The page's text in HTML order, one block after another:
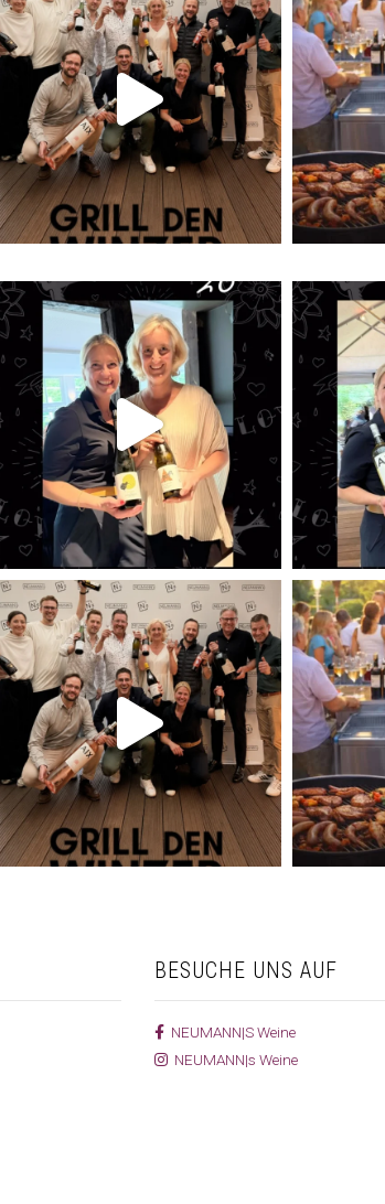
BESUCHE UNS AUF
NEUMANN|S Weine
NEUMANN|s Weine